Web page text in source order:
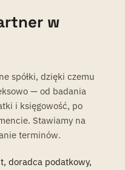
w
spółki, dzięki czemu
— od badania
i księgowość, po
Stawiamy na
terminów.
doradca podatkowy,